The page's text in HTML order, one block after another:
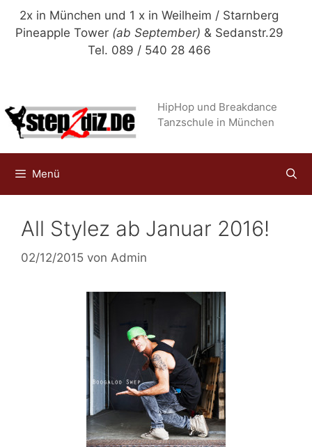
Zum
Inhalt
2x in München und 1 x in Weilheim / Starnberg
Pineapple Tower (ab September) & Sedanstr.29
Tel. 089 / 540 28 466
HipHop und Breakdance
Tanzschule in München
Menü
All Stylez ab Januar 2016!
02/12/2015 von Admin